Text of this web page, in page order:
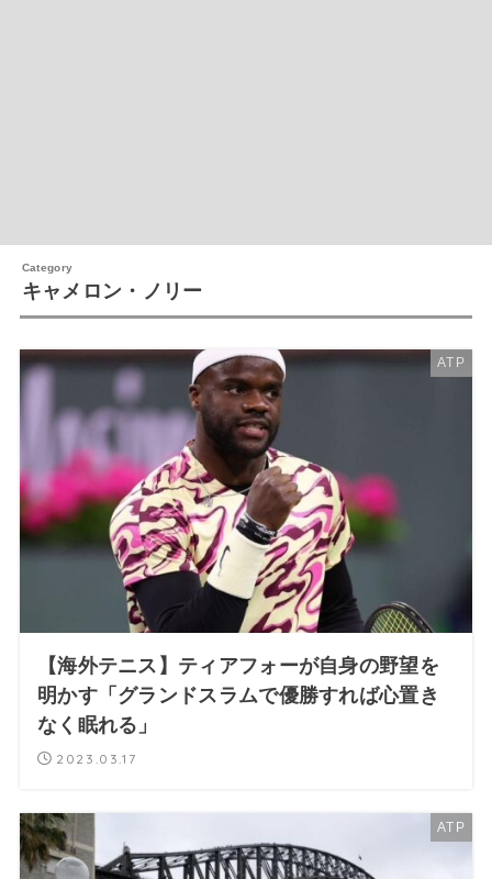
キャメロン・ノリー
ATP
【海外テニス】ティアフォーが自身の野望を
明かす「グランドスラムで優勝すれば心置き
なく眠れる」
2023.03.17
ATP